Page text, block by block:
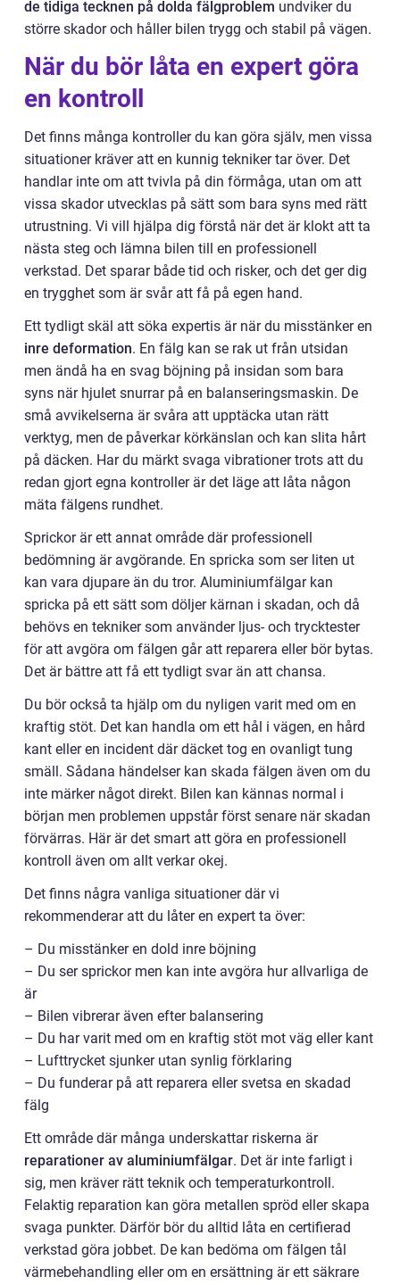
de tidiga tecknen på dolda fälgproblem undviker du
större skador och håller bilen trygg och stabil på vägen.
När du bör låta en expert göra
en kontroll
Det finns många kontroller du kan göra själv, men vissa
situationer kräver att en kunnig tekniker tar över. Det
handlar inte om att tvivla på din förmåga, utan om att
vissa skador utvecklas på sätt som bara syns med rätt
utrustning. Vi vill hjälpa dig förstå när det är klokt att ta
nästa steg och lämna bilen till en professionell
verkstad. Det sparar både tid och risker, och det ger dig
en trygghet som är svår att få på egen hand.
Ett tydligt skäl att söka expertis är när du misstänker en
inre deformation. En fälg kan se rak ut från utsidan
men ändå ha en svag böjning på insidan som bara
syns när hjulet snurrar på en balanseringsmaskin. De
små avvikelserna är svåra att upptäcka utan rätt
verktyg, men de påverkar körkänslan och kan slita hårt
på däcken. Har du märkt svaga vibrationer trots att du
redan gjort egna kontroller är det läge att låta någon
mäta fälgens rundhet.
Sprickor är ett annat område där professionell
bedömning är avgörande. En spricka som ser liten ut
kan vara djupare än du tror. Aluminiumfälgar kan
spricka på ett sätt som döljer kärnan i skadan, och då
behövs en tekniker som använder ljus- och trycktester
för att avgöra om fälgen går att reparera eller bör bytas.
Det är bättre att få ett tydligt svar än att chansa.
Du bör också ta hjälp om du nyligen varit med om en
kraftig stöt. Det kan handla om ett hål i vägen, en hård
kant eller en incident där däcket tog en ovanligt tung
smäll. Sådana händelser kan skada fälgen även om du
inte märker något direkt. Bilen kan kännas normal i
början men problemen uppstår först senare när skadan
förvärras. Här är det smart att göra en professionell
kontroll även om allt verkar okej.
Det finns några vanliga situationer där vi
rekommenderar att du låter en expert ta över:
– Du misstänker en dold inre böjning
– Du ser sprickor men kan inte avgöra hur allvarliga de
är
– Bilen vibrerar även efter balansering
– Du har varit med om en kraftig stöt mot väg eller kant
– Lufttrycket sjunker utan synlig förklaring
– Du funderar på att reparera eller svetsa en skadad
fälg
Ett område där många underskattar riskerna är
reparationer av aluminiumfälgar. Det är inte farligt i
sig, men kräver rätt teknik och temperaturkontroll.
Felaktig reparation kan göra metallen spröd eller skapa
svaga punkter. Därför bör du alltid låta en certifierad
verkstad göra jobbet. De kan bedöma om fälgen tål
värmebehandling eller om en ersättning är ett säkrare